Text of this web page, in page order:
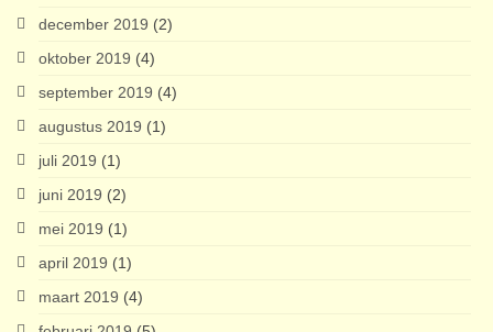
december 2019 (2)
oktober 2019 (4)
september 2019 (4)
augustus 2019 (1)
juli 2019 (1)
juni 2019 (2)
mei 2019 (1)
april 2019 (1)
maart 2019 (4)